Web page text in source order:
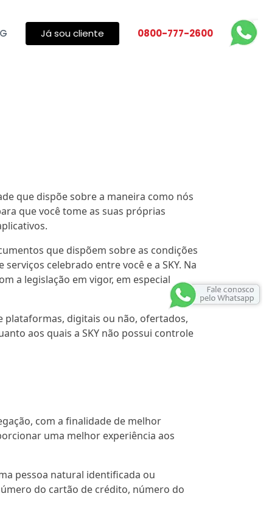
Já sou cliente 0800-777-2600
que dispõe sobre a maneira como nós
que você tome as suas próprias
que dispõem sobre as condições
celebrado entre você e a SKY. Na
a legislação em vigor, em especial
plataformas, digitais ou não, ofertados,
aos quais a SKY não possui controle
com a finalidade de melhor
uma melhor experiência aos
pessoa natural identificada ou
do cartão de crédito, número do